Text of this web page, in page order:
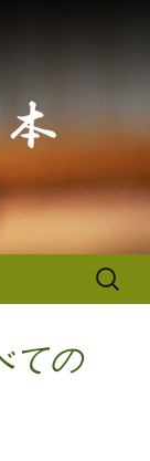
うなぎ
ぎ秋本か
検
ての